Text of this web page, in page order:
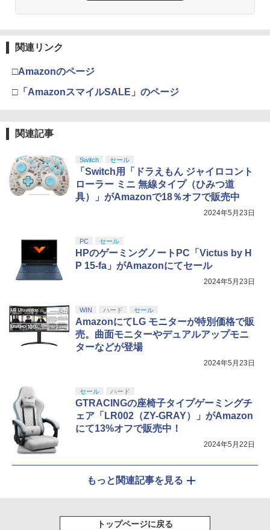
関連リンク
□Amazonのページ
□「AmazonスマイルSALE」のページ
関連記事
Switch セール
「Switch用「ドラえもん ジャイロコント
ローラー ミニ 無線タイプ（ひみつ道
具）」がAmazonで18％オフで販売中
2024年5月23日
PC セール
HPのゲーミングノートPC「Victus by H
P 15-fa」がAmazonにてセール
2024年5月23日
WIN ハード セール
AmazonにてLG モニターが特別価格で販
売。曲面モニターやデュアルアップモニ
ターなどが登場
2024年5月23日
セール ハード
GTRACINGの座椅子タイプゲーミングチ
ェア「LR002（ZY-GRAY）」がAmazon
にて13%オフで販売中！
2024年5月22日
もっと関連記事を見る
トップページに戻る